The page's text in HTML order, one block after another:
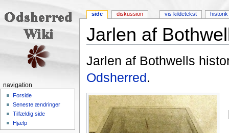
Jarlen af
Jarlen af Bothwells
Odsherred.
side diskussion vis kildetekst historik
navigation
Forside
Seneste ændringer
Tilfældig side
Hjælp